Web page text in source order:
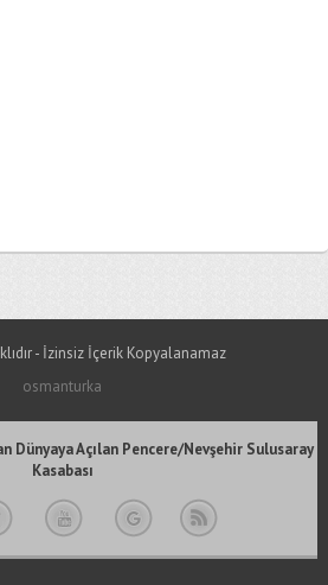
- İzinsiz İçerik Kopyalanamaz
osmanturka
Dünyaya Açılan Pencere/Nevşehir Sulusaray
Kasabası